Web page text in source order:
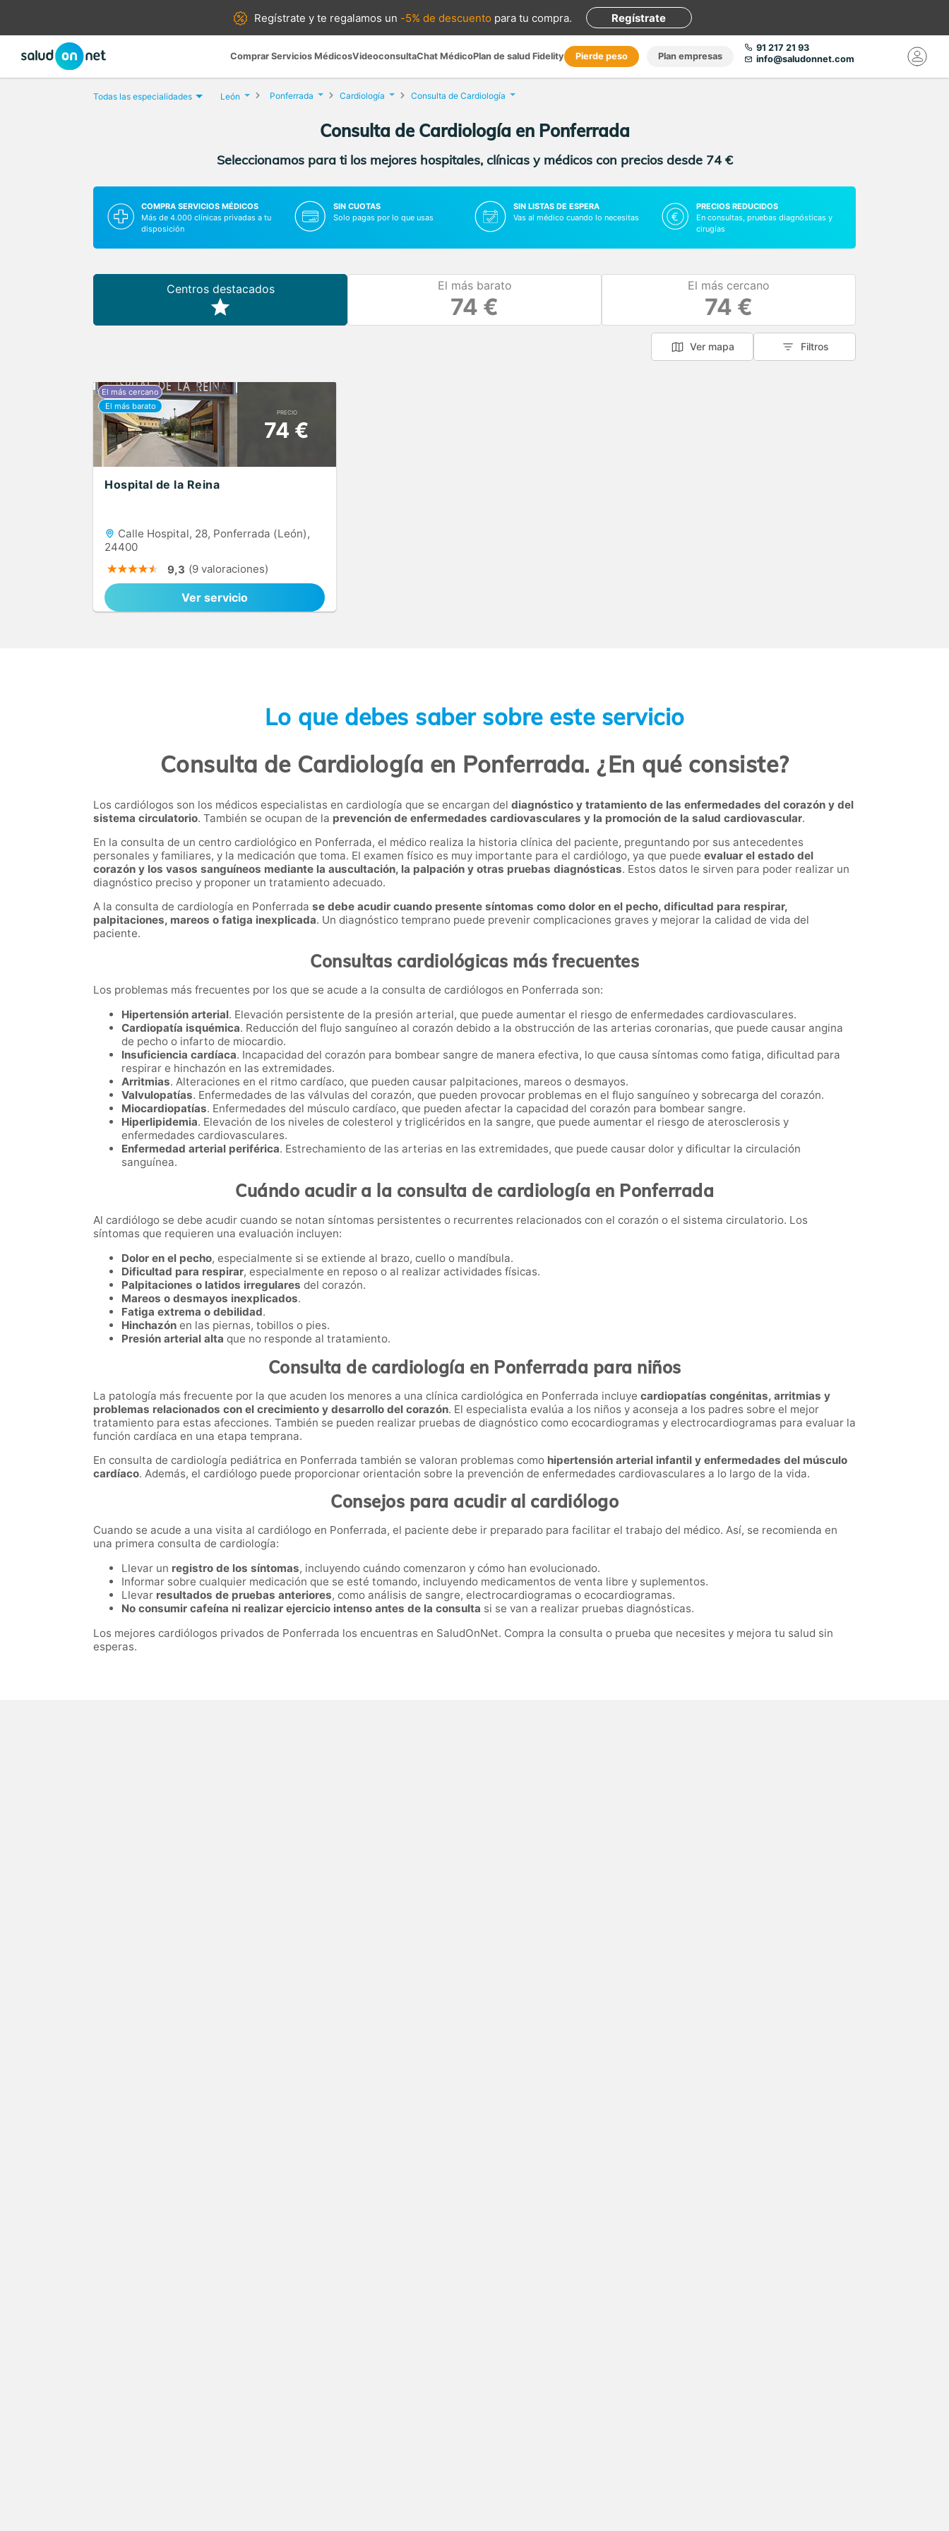
Regístrate yte regalamos un -5% de descuento para tu compra. Regístrate
Comprar Servicios MédicosVideoconsultaChat MédicoPlan de salud Fidelity Pierde peso Plan empresas
91 217 21 93
info@saludonnet.com
Todas las especialidades León Ponferrada Cardiología Consulta de Cardiología
Consulta de Cardiología en Ponferrada
Seleccionamos para ti los mejores hospitales, clínicas y médicos con precios desde 74 €
COMPRA SERVICIOS MÉDICOS
Más de 4.000 clínicas privadas a tu
disposición
SIN CUOTAS
Solo pagas por lo que usas
SIN LISTAS DE ESPERA
Vas al médico cuando lo necesitas
PRECIOS REDUCIDOS
En consultas, pruebas diagnósticas y
cirugías
Centros destacados El más barato
74 €
El más cercano
74 €
Ver mapa Filtros
PRECIO
74 €
Hospital de la Reina
Calle Hospital, 28, Ponferrada (León),
24400
9,3 (9 valoraciones)
Ver servicio
Lo que debes saber sobre este servicio
Consulta de Cardiología en Ponferrada. ¿En qué consiste?
Los cardiólogos son los médicos especialistas en cardiología que se encargan del diagnóstico y tratamiento de las enfermedades del corazón y del
sistema circulatorio. También se ocupan de la prevención de enfermedades cardiovasculares y la promoción de la salud cardiovascular.
En la consulta de un centro cardiológico en Ponferrada, el médico realiza la historia clínica del paciente, preguntando por sus antecedentes
personales y familiares, y la medicación que toma. El examen físico es muy importante para el cardiólogo, ya que puede evaluar el estado del
corazón y los vasos sanguíneos mediante la auscultación, la palpación y otras pruebas diagnósticas. Estos datos le sirven para poder realizar un
diagnóstico preciso y proponer un tratamiento adecuado.
A la consulta de cardiología en Ponferrada se debe acudir cuando presente síntomas como dolor en el pecho, dificultad para respirar,
palpitaciones, mareos o fatiga inexplicada. Un diagnóstico temprano puede prevenir complicaciones graves y mejorar la calidad de vida del
paciente.
Consultas cardiológicas más frecuentes
Los problemas más frecuentes por los que se acude a la consulta de cardiólogos en Ponferrada son:
Hipertensión arterial. Elevación persistente de la presión arterial, que puede aumentar el riesgo de enfermedades cardiovasculares.
Cardiopatía isquémica. Reducción del flujo sanguíneo al corazón debido a la obstrucción de las arterias coronarias, que puede causar angina
de pecho o infarto de miocardio.
Insuficiencia cardíaca. Incapacidad del corazón para bombear sangre de manera efectiva, lo que causa síntomas como fatiga, dificultad para
respirar e hinchazón en las extremidades.
Arritmias. Alteraciones en el ritmo cardíaco, que pueden causar palpitaciones, mareos o desmayos.
Valvulopatías. Enfermedades de las válvulas del corazón, que pueden provocar problemas en el flujo sanguíneo y sobrecarga del corazón.
Miocardiopatías. Enfermedades del músculo cardíaco, que pueden afectar la capacidad del corazón para bombear sangre.
Hiperlipidemia. Elevación de los niveles de colesterol y triglicéridos en la sangre, que puede aumentar el riesgo de aterosclerosis y
enfermedades cardiovasculares.
Enfermedad arterial periférica. Estrechamiento de las arterias en las extremidades, que puede causar dolor y dificultar la circulación
sanguínea.
Cuándo acudir a la consulta de cardiología en Ponferrada
Al cardiólogo se debe acudir cuando se notan síntomas persistentes o recurrentes relacionados con el corazón o el sistema circulatorio. Los
síntomas que requieren una evaluación incluyen:
Dolor en el pecho, especialmente si se extiende al brazo, cuello o mandíbula.
Dificultad para respirar, especialmente en reposo o al realizar actividades físicas.
Palpitaciones o latidos irregulares del corazón.
Mareos o desmayos inexplicados.
Fatiga extrema o debilidad.
Hinchazón en las piernas, tobillos o pies.
Presión arterial alta que no responde al tratamiento.
Consulta de cardiología en Ponferrada para niños
La patología más frecuente por la que acuden los menores a una clínica cardiológica en Ponferrada incluye cardiopatías congénitas, arritmias y
problemas relacionados con el crecimiento y desarrollo del corazón. El especialista evalúa a los niños y aconseja a los padres sobre el mejor
tratamiento para estas afecciones. También se pueden realizar pruebas de diagnóstico como ecocardiogramas y electrocardiogramas para evaluar la
función cardíaca en una etapa temprana.
En consulta de cardiología pediátrica en Ponferrada también se valoran problemas como hipertensión arterial infantil y enfermedades del músculo
cardíaco. Además, el cardiólogo puede proporcionar orientación sobre la prevención de enfermedades cardiovasculares a lo largo de la vida.
Consejos para acudir al cardiólogo
Cuando se acude a una visita al cardiólogo en Ponferrada, el paciente debe ir preparado para facilitar el trabajo del médico. Así, se recomienda en
una primera consulta de cardiología:
Llevar un registro de los síntomas, incluyendo cuándo comenzaron y cómo han evolucionado.
Informar sobre cualquier medicación que se esté tomando, incluyendo medicamentos de venta libre y suplementos.
Llevar resultados de pruebas anteriores, como análisis de sangre, electrocardiogramas o ecocardiogramas.
No consumir cafeína ni realizar ejercicio intenso antes de la consulta si se van a realizar pruebas diagnósticas.
Los mejores cardiólogos privados de Ponferrada los encuentras en SaludOnNet. Compra la consulta o prueba que necesites y mejora tu salud sin
esperas.